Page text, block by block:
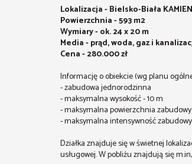
Lokalizacja - Bielsko-Biała
Powierzchnia - 593 m2
Wymiary - ok. 24 x 20 m
Media - prąd, woda, gaz i
Cena - 280.000 zł
Informację o obiekcie (wg planu
- zabudowa jednorodzinna
- maksymalna wysokość - 10 m
- maksymalna powierzchnia
- maksymalna intensywność zabudowy
Działka znajduje się w świetnej
usługowej. W pobliżu znajdują się